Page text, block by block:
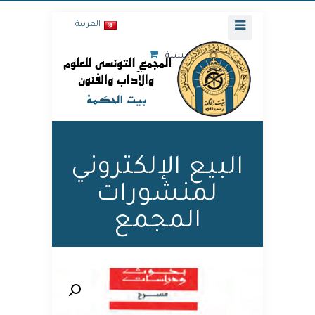
العربية
السلة
البيع الإلكتروني
لمنشورات
المجمع
🔍